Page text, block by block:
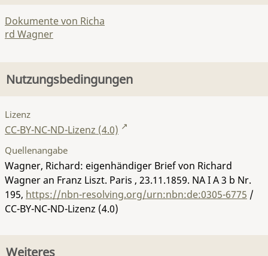
Dokumente von Richa
rd Wagner
Nutzungsbedingungen
Lizenz
CC-BY-NC-ND-Lizenz (4.0)
Quellenangabe
Wagner, Richard: eigenhändiger Brief von Richard
Wagner an Franz Liszt. Paris , 23.11.1859. NA I A 3 b Nr.
195, https://nbn-resolving.org/urn:nbn:de:0305-6775 /
CC-BY-NC-ND-Lizenz (4.0)
Weiteres